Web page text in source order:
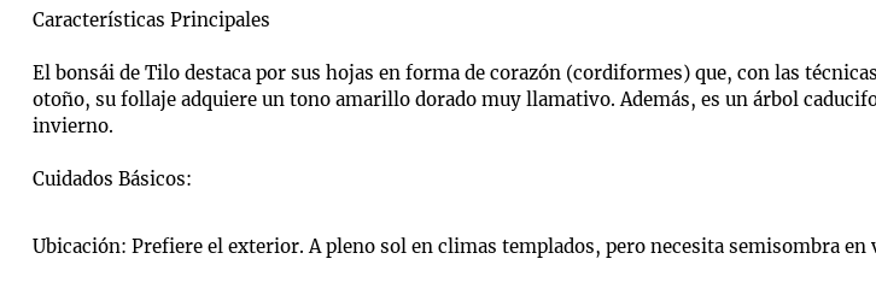
Características Principales
El bonsái de Tilo destaca por sus hojas en forma de corazón (cordiformes) que, con las
otoño, su follaje adquiere un tono amarillo dorado muy llamativo. Además, es un árbol
invierno.
Cuidados Básicos:
Ubicación: Prefiere el exterior. A pleno sol en climas templados, pero necesita semisombra en